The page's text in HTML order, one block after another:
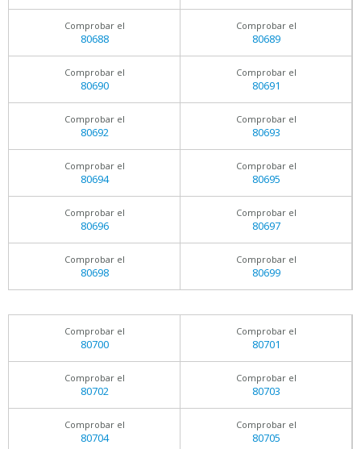
Comprobar el
80688
Comprobar el
80689
Comprobar el
80690
Comprobar el
80691
Comprobar el
80692
Comprobar el
80693
Comprobar el
80694
Comprobar el
80695
Comprobar el
80696
Comprobar el
80697
Comprobar el
80698
Comprobar el
80699
Comprobar el
80700
Comprobar el
80701
Comprobar el
80702
Comprobar el
80703
Comprobar el
80704
Comprobar el
80705